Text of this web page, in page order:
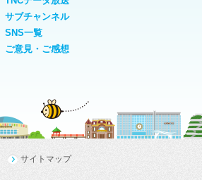
サブチャンネル
SNS一覧
ご意見・ご感想
サイトマップ